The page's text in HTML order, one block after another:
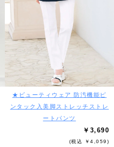
★ビューティウェア 防汚機能ピ
ンタック入美脚ストレッチストレ
ートパンツ
￥3,690
(税込 ￥4,059)